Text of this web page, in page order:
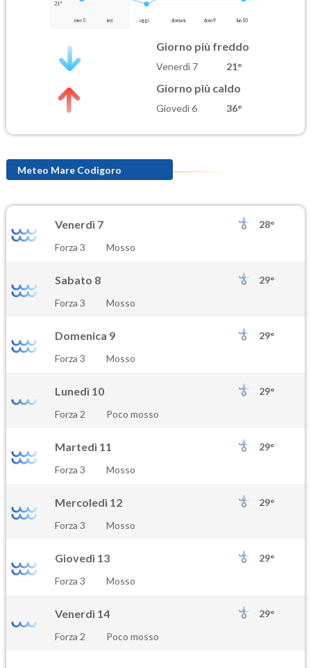
21°
mer 5 ieri oggi domani dom 9 lun 10
Giorno più freddo
Venerdì 7 21°
Giorno più caldo
Giovedì 6 36°
Meteo Mare Codigoro
Venerdì 7
28°
Forza 3
Mosso
Sabato 8
29°
Forza 3
Mosso
Domenica 9
29°
Forza 3
Mosso
Lunedì 10
29°
Forza 2
Poco mosso
Martedì 11
29°
Forza 3
Mosso
Mercoledì 12
29°
Forza 3
Mosso
Giovedì 13
29°
Forza 3
Mosso
Venerdì 14
29°
Forza 2
Poco mosso